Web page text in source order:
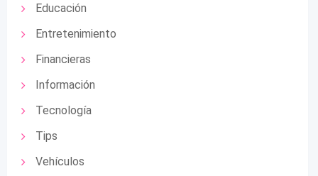
Educación
Entretenimiento
Financieras
Información
Tecnología
Tips
Vehículos